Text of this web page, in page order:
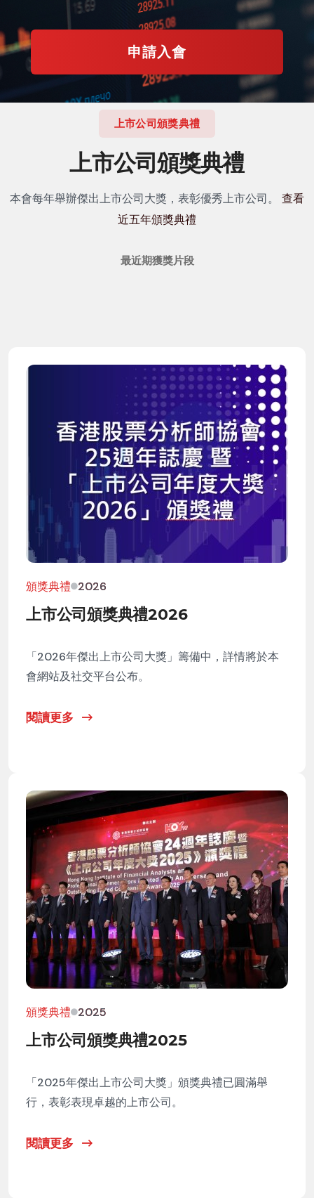
申請入會
上市公司頒獎典禮
上市公司頒獎典禮
本會每年舉辦傑出上市公司大獎，表彰優秀上市公司。 查看
近五年頒獎典禮
最近期獲獎片段
頒獎典禮 2026
上市公司頒獎典禮2026
「2026年傑出上市公司大獎」籌備中，詳情將於本
會網站及社交平台公布。
閱讀更多
頒獎典禮 2025
上市公司頒獎典禮2025
「2025年傑出上市公司大獎」頒獎典禮已圓滿舉
行，表彰表現卓越的上市公司。
閱讀更多